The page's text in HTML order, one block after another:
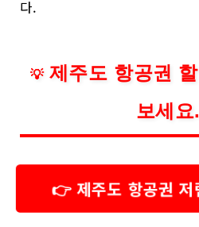
다.
💡 제주도 항공권
보세요.
👉 제주도 항공권 저